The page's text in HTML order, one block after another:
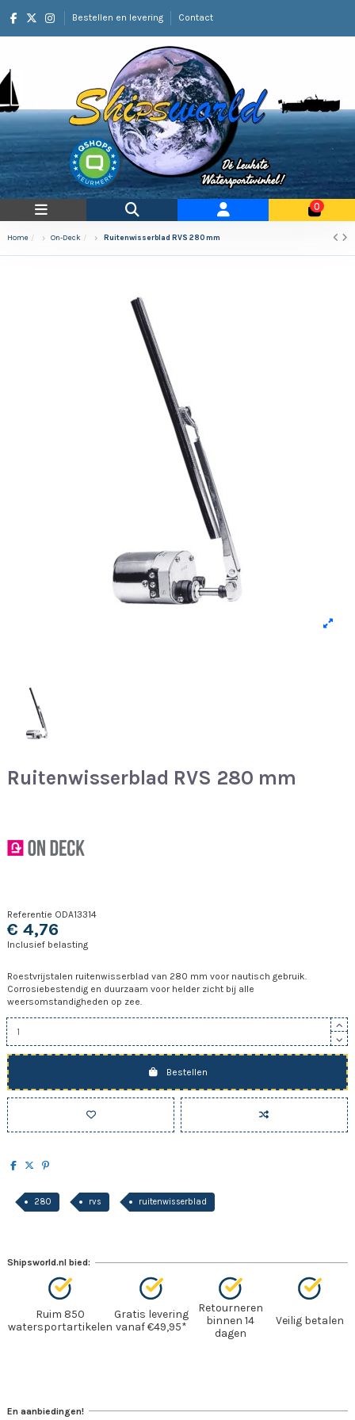
Bestellen en levering Contact
0
Home On-Deck Ruitenwisserblad RVS 280 mm
Ruitenwisserblad RVS 280 mm
Referentie ODA13314
€ 4,76
Inclusief belasting
Roestvrijstalen ruitenwisserblad van 280 mm voor nautisch gebruik.
Corrosiebestendig en duurzaam voor helder zicht bij alle
weersomstandigheden op zee.
Bestellen
280 rvs ruitenwisserblad
Shipsworld.nl bied:
Ruim 850
watersportartikelen
Gratis levering
vanaf €49,95*
Retourneren
binnen 14
dagen
Veilig betalen
En aanbiedingen!